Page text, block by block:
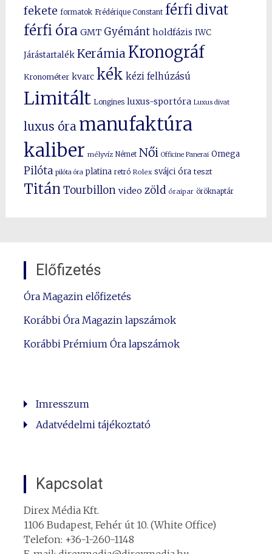
fekete formatok Frédérique Constant férfi divat
férfi óra GMT Gyémánt holdfázis IWC
Járástartalék Kerámia Kronográf
Kronométer kvarc kék kézi felhúzású
Limitált Longines luxus-sportóra Luxus divat
luxus óra manufaktúra
kaliber mélyvíz Német Női Officine Panerai Omega
Pilóta pilóta óra platina retró Rolex svájci óra teszt
Titán Tourbillon video zöld óraipar öröknaptár
Előfizetés
Óra Magazin előfizetés
Korábbi Óra Magazin lapszámok
Korábbi Prémium Óra lapszámok
Imresszum
Adatvédelmi tájékoztató
Kapcsolat
Direx Média Kft.
1106 Budapest, Fehér út 10. (White Office)
Telefon: +36-1-260-1148